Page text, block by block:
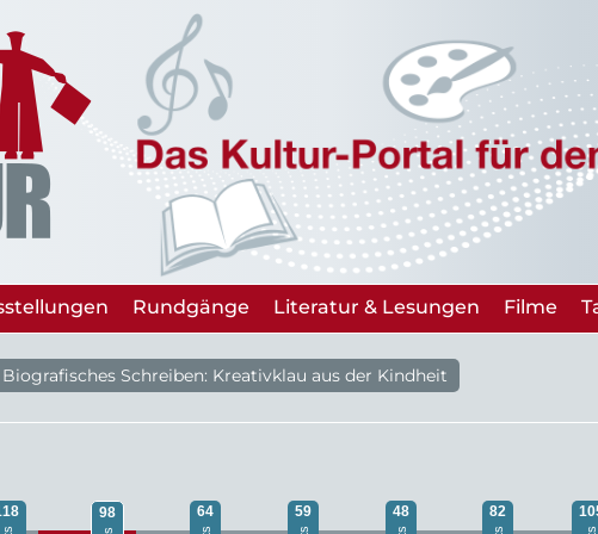
Rundgänge Literatur & Lesungen Filme
Biografisches Schreiben: Kreativklau aus der Kindheit
98 64 59 48 82